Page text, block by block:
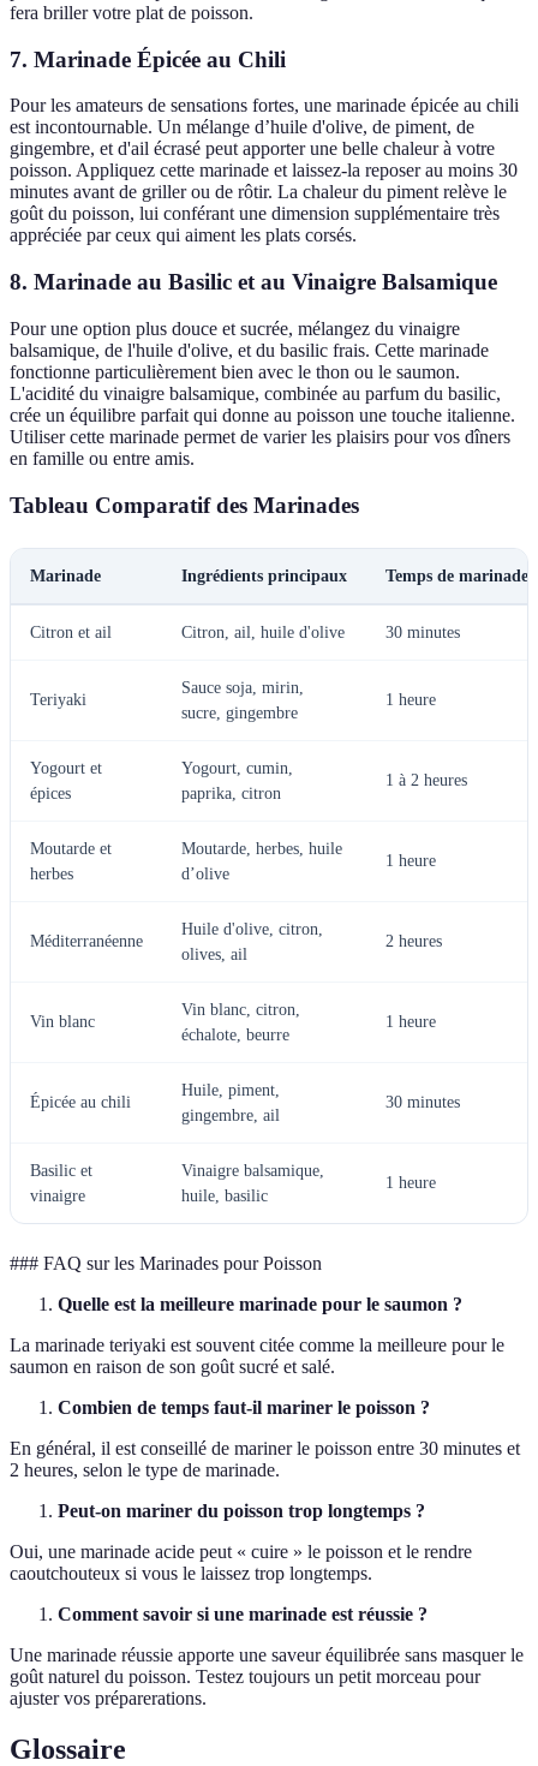
fera briller votre plat de poisson.
7. Marinade Épicée au Chili
Pour les amateurs de sensations fortes, une marinade épicée au chili
est incontournable. Un mélange d’huile d'olive, de piment, de
gingembre, et d'ail écrasé peut apporter une belle chaleur à votre
poisson. Appliquez cette marinade et laissez-la reposer au moins 30
minutes avant de griller ou de rôtir. La chaleur du piment relève le
goût du poisson, lui conférant une dimension supplémentaire très
appréciée par ceux qui aiment les plats corsés.
8. Marinade au Basilic et au Vinaigre Balsamique
Pour une option plus douce et sucrée, mélangez du vinaigre
balsamique, de l'huile d'olive, et du basilic frais. Cette marinade
fonctionne particulièrement bien avec le thon ou le saumon.
L'acidité du vinaigre balsamique, combinée au parfum du basilic,
crée un équilibre parfait qui donne au poisson une touche italienne.
Utiliser cette marinade permet de varier les plaisirs pour vos dîners
en famille ou entre amis.
Tableau Comparatif des Marinades
Marinade Ingrédients principaux Temps de marinade
Citron et ail Citron, ail, huile d'olive 30 minutes
Teriyaki
Sauce soja, mirin,
sucre, gingembre
1 heure
Yogourt et
épices
Yogourt, cumin,
paprika, citron
1 à 2 heures
Moutarde et
herbes
Moutarde, herbes, huile
d’olive
1 heure
Méditerranéenne
Huile d'olive, citron,
olives, ail
2 heures
Vin blanc
Vin blanc, citron,
échalote, beurre
1 heure
Épicée au chili
Huile, piment,
gingembre, ail
30 minutes
Basilic et
vinaigre
Vinaigre balsamique,
huile, basilic
1 heure
### FAQ sur les Marinades pour Poisson
Quelle est la meilleure marinade pour le saumon ?
La marinade teriyaki est souvent citée comme la meilleure pour le
saumon en raison de son goût sucré et salé.
Combien de temps faut-il mariner le poisson ?
En général, il est conseillé de mariner le poisson entre 30 minutes et
2 heures, selon le type de marinade.
Peut-on mariner du poisson trop longtemps ?
Oui, une marinade acide peut « cuire » le poisson et le rendre
caoutchouteux si vous le laissez trop longtemps.
Comment savoir si une marinade est réussie ?
Une marinade réussie apporte une saveur équilibrée sans masquer le
goût naturel du poisson. Testez toujours un petit morceau pour
ajuster vos préparerations.
Glossaire